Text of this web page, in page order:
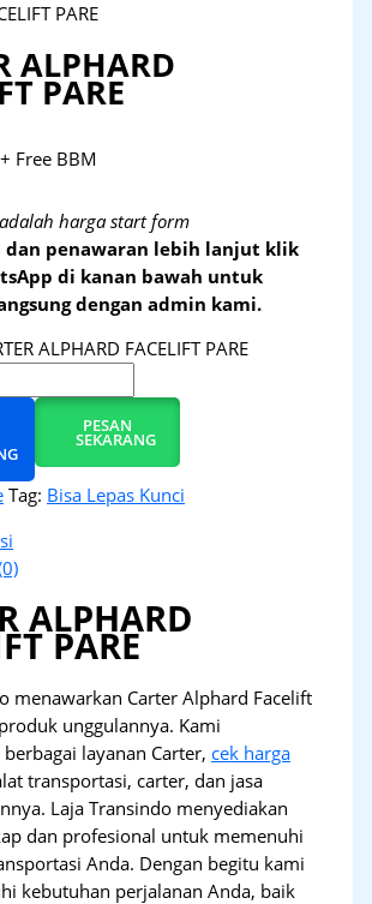
PARE
ALPHARD
PARE
+ Free BBM
harga start form
dan penawaran lebih lanjut klik
di kanan bawah untuk
dengan admin kami.
ALPHARD FACELIFT PARE
PESAN
SEKARANG
Tag: Bisa Lepas Kunci
ALPHARD
PARE
menawarkan Carter Alphard Facelift
unggulannya. Kami
layanan Carter, cek harga
transportasi, carter, dan jasa
Laja Transindo menyediakan
dan profesional untuk memenuhi
Anda. Dengan begitu kami
kebutuhan perjalanan Anda, baik